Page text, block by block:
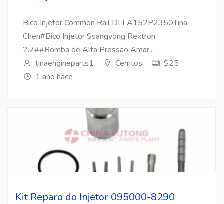
Bico Injetor Common Rail DLLA152P2350Tina
Chen#Bico Injetor Ssangyong Rextron
2.7##Bomba de Alta Pressão Amar...
tinaengineparts1
Cerritos
$25
1 año hace
Kit Reparo do Injetor 095000-8290